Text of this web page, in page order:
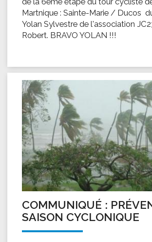
Martnique : Sainte-Marie / Ducos
Yolan Sylvestre de l'association
Robert. BRAVO YOLAN !!!
COMMUNIQUÉ :
SAISON CYCLONIQUE